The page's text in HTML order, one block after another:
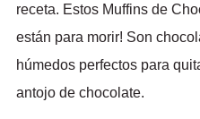
receta. Estos Muffins de
están para morir! Son
húmedos perfectos para
antojo de chocolate.